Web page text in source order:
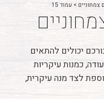
צמחוניים > עמוד 15
יכולים להתאים
כמנות עיקריות
לצד מנה עיקרית,